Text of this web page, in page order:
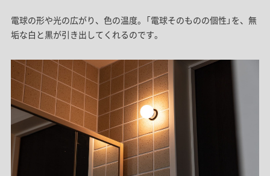
電球の形や光の広がり、色の温度。「電球そのものの個性」を、無
垢な白と黒が引き出してくれるのです。